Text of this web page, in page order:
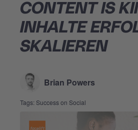
CONTENT IS
INHALTE
SKALIEREN
Brian Powers
Tags: Success on Social